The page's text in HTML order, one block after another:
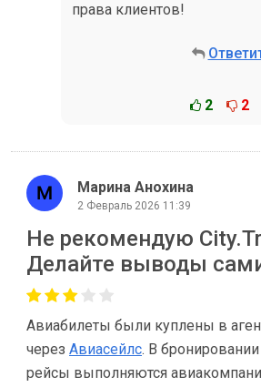
права клиентов!
2 2
Марина Анохина
2 Февраль 2026 11:39
Не рекомендую
Делайте выводы
Авиабилеты были куплены в
через Авиасейлс. В
рейсы выполняются